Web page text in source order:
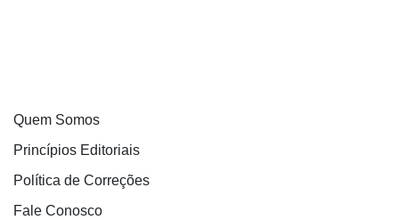
Quem Somos
Princípios Editoriais
Política de Correções
Fale Conosco